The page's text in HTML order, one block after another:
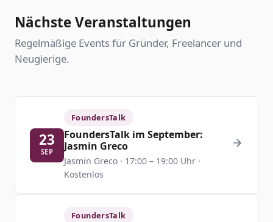
Nächste Veranstaltungen
Regelmäßige Events für Gründer, Freelancer und
Neugierige.
23
SEP
FoundersTalk
FoundersTalk im September:
Jasmin Greco
Jasmin Greco · 17:00 – 19:00 Uhr ·
Kostenlos
FoundersTalk